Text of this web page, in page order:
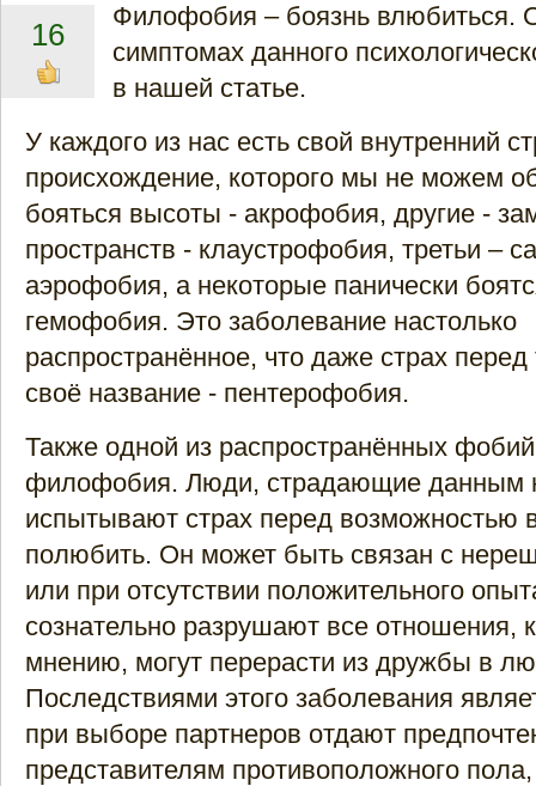
16
Филофобия – боязнь влюбиться.
симптомах данного
в нашей статье.
У каждого из нас есть свой внутренний
происхождение, которого мы не можем
бояться высоты - акрофобия, другие -
пространств - клаустрофобия, третьи –
аэрофобия, а некоторые панически
гемофобия. Это заболевание настолько
распространённое, что даже страх
своё название - пентерофобия.
Также одной из распространённых
филофобия. Люди, страдающие данным
испытывают страх перед возможностью
полюбить. Он может быть связан с
или при отсутствии положительного
сознательно разрушают все отношения,
мнению, могут перерасти из дружбы в
Последствиями этого заболевания
при выборе партнеров отдают
представителям противоположного